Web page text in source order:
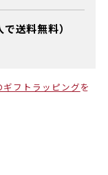
送料無料）
ギフトラッピング を